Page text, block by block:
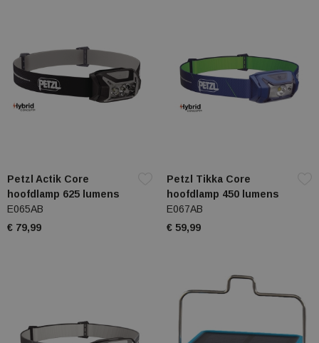
Petzl Actik Core
hoofdlamp 625 lumens
E065AB
€ 79,99
Petzl Tikka Core
hoofdlamp 450 lumens
E067AB
€ 59,99